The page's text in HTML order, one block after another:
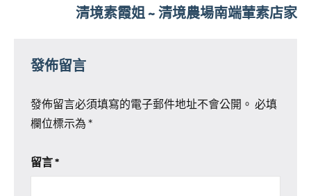
清境素霞姐 ~ 清境農場南端葷素店家
發佈留言
發佈留言必須填寫的電子郵件地址不會公開。 必填
欄位標示為 *
留言*